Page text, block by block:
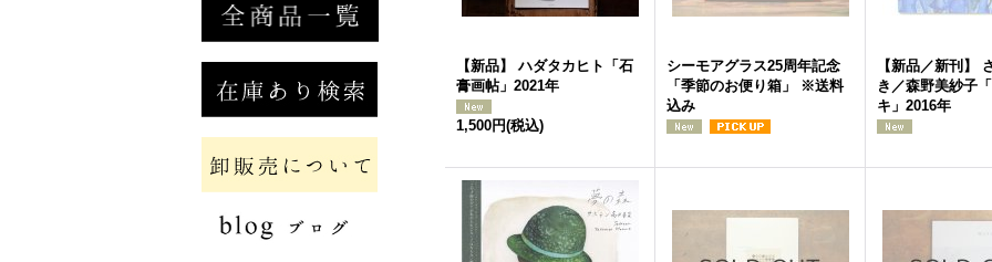
【新品】 ハダタカヒト「石
膏画帖」2021年
1,500円(税込)
シーモアグラス25周年記念
「季節のお便り箱」 ※送料
込み
【新品／新刊】
き／森野美紗子
キ」2016年